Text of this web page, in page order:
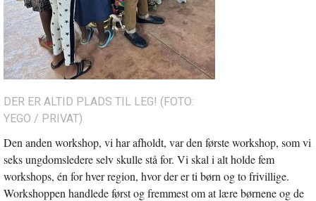
DER ER ALTID PLADS TIL LEG! (FOTO:
YEGO / PRIVAT)
Den anden workshop, vi har afholdt, var den første workshop, som vi
seks ungdomsledere selv skulle stå for. Vi skal i alt holde fem
workshops, én for hver region, hvor der er ti børn og to frivillige.
Workshoppen handlede først og fremmest om at lære børnene og de